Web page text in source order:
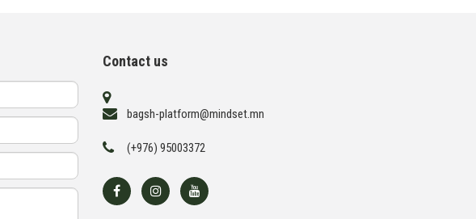
Contact us
bagsh-platform@mindset.mn
(+976) 95003372